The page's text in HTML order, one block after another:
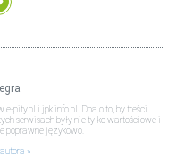
e-pity.pl i jpk.info.pl. Dba o to, by treści
serwisach były nie tylko wartościowe i
poprawne językowo.